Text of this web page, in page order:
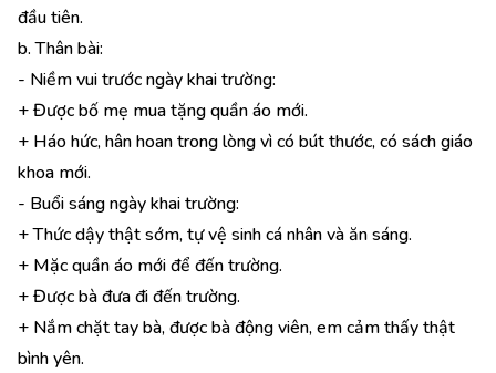
đầu tiên.
b. Thân bài:
- Niềm vui trước ngày khai trường:
+ Được bố mẹ mua tặng quần áo mới.
+ Háo hức, hân hoan trong lòng vì có bút thước, có sách giáo
khoa mới.
- Buổi sáng ngày khai trường:
+ Thức dậy thật sớm, tự vệ sinh cá nhân và ăn sáng.
+ Mặc quần áo mới để đến trường.
+ Được bà đưa đi đến trường.
+ Nắm chặt tay bà, được bà động viên, em cảm thấy thật
bình yên.